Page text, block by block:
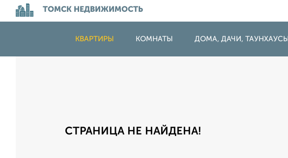
ТОМСК НЕДВИЖИМОСТЬ
КВАРТИРЫ КОМНАТЫ ДОМА, ДАЧИ, ТАУНХАУСЫ
СТРАНИЦА НЕ НАЙДЕНА!